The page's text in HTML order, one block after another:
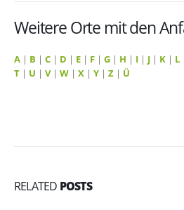
Weitere Orte mit den
A | B | C | D | E | F | G | H | I | J | K | L
T | U | V| W | X | Y | Z | Ü
RELATED POSTS